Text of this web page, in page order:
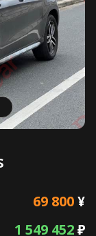
69 800¥
1 549 452₽